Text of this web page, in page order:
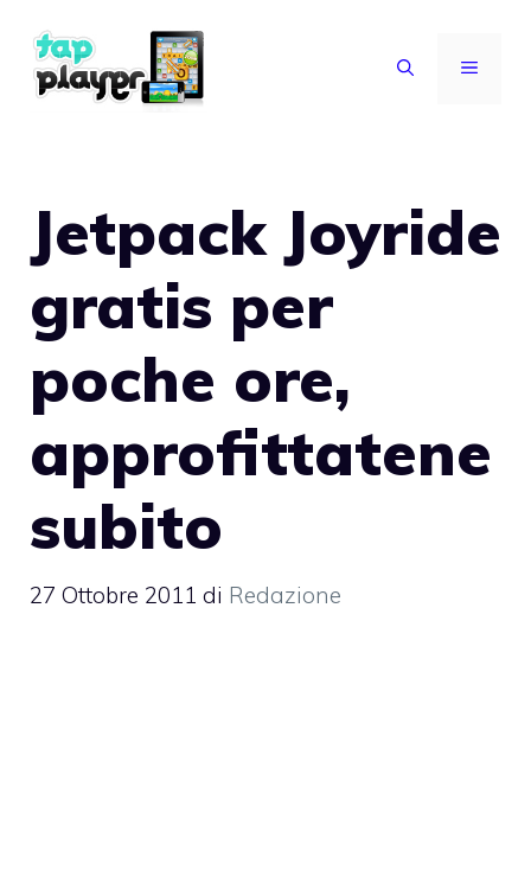
contenuto
MENU
Jetpack Joyride
gratis per
poche ore,
approfittatene
subito
27 Ottobre 2011 di Redazione